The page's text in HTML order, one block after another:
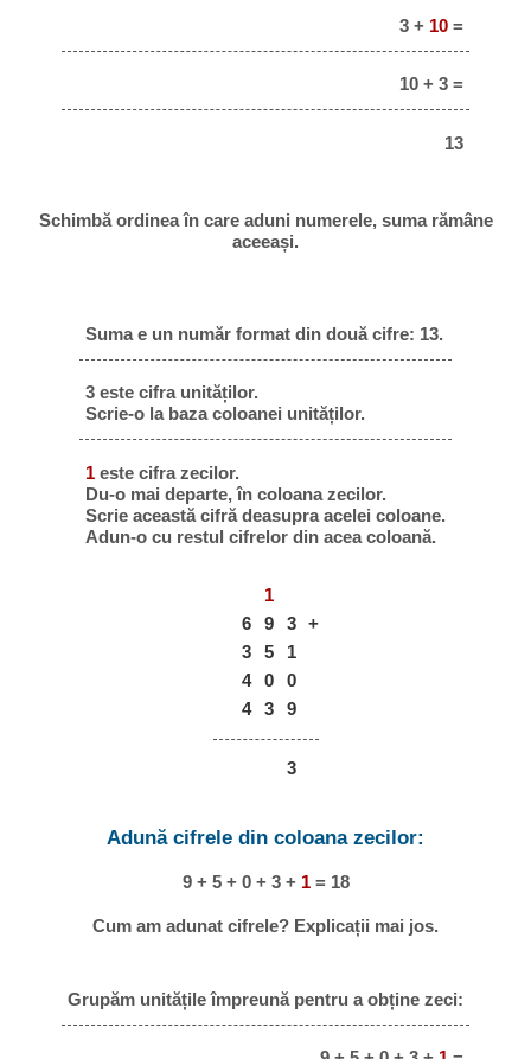
3 + 10 =
10 + 3 =
13
Schimbă ordinea în care aduni numerele, suma rămâne
aceeași.
Suma e un număr format din două cifre: 13.
3 este cifra unităților.
Scrie-o la baza coloanei unităților.
1 este cifra zecilor.
Du-o mai departe, în coloana zecilor.
Scrie această cifră deasupra acelei coloane.
Adun-o cu restul cifrelor din acea coloană.
1
6
9 3
+
3
5
1
4
0
0
4
3 9
3
Adună cifrele din coloana zecilor:
9 + 5 + 0 + 3 + 1= 18
Cum am adunat cifrele? Explicații mai jos.
Grupăm unitățile împreună pentru a obține zeci: